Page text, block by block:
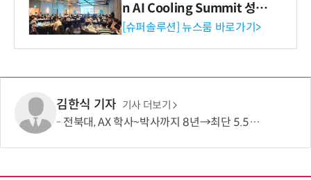
n AI Cooling Summit 성황
리 성료
[슈퍼솔루션] 뉴스룸 바로가기>
김한식 기자 기사 더보기
전북대, AX 학사~박사까지 8년→최단 5.5년 가능…톱 100 AI 특화대학원 도약도